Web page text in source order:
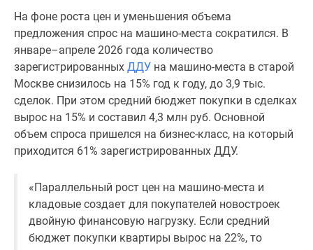
поселки
водоема
Коттеджные
поселки
ипотеку
Бизнес-
центры
Скидки
акции
На фоне роста цен и уменьшения объема
предложения спрос на машино-места сократился. В
январе–апреле 2026 года количество
зарегистрированных ДДУ на машино-места в старой
Москве снизилось на 15% год к году, до 3,9 тыс.
сделок. При этом средний бюджет покупки в сделках
вырос на 15% и составил 4,3 млн руб. Основной
объем спроса пришелся на бизнес-класс, на который
приходится 61% зарегистрированных ДДУ.
«Параллельный рост цен на машино-места и
кладовые создает для покупателей новостроек
двойную финансовую нагрузку. Если средний
бюджет покупки квартиры вырос на 22%, то